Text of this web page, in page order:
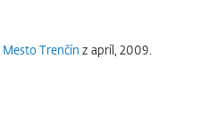
Mesto Trenčín z apríl, 2009.